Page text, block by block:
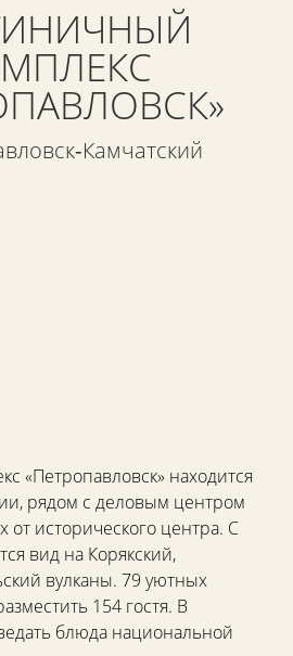
«Петропавловск» находится
рядом с деловым центром
от исторического центра. С
вид на Корякский,
вулканы. 79 уютных
154 гостя. В
блюда национальной